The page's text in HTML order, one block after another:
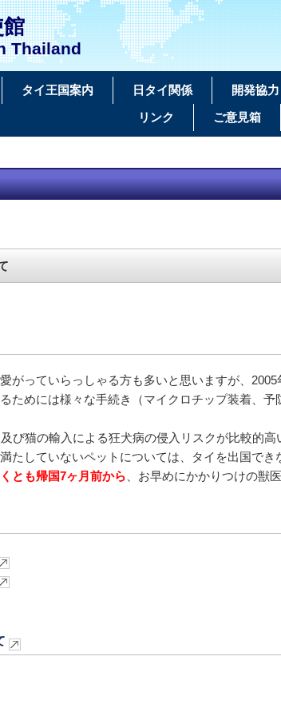
Thailand
タイ王国案内 日タイ関係 開発協力
リンク
ご意見箱
がっていらっしゃる方も多いと思いますが、
ためには様々な手続き（マイクロチップ装着、
び猫の輸入による狂犬病の侵入リスクが比較的高
たしていないペットについては、タイを出国で
とも帰国7ヶ月前から 、お早めにかかりつけの獣